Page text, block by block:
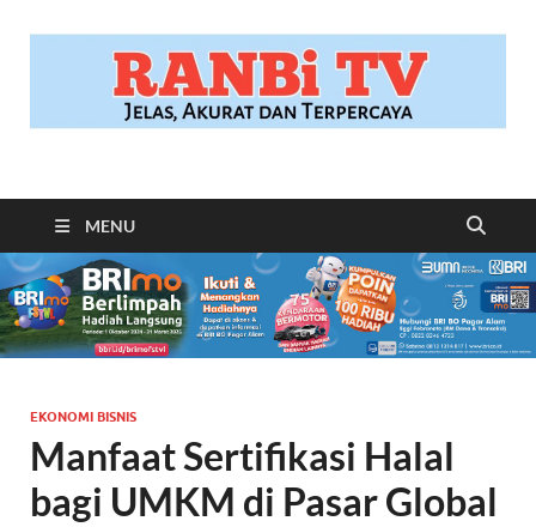
RANBITV.COM
MENU
EKONOMI BISNIS
Manfaat Sertifikasi Halal
bagi UMKM di Pasar Global